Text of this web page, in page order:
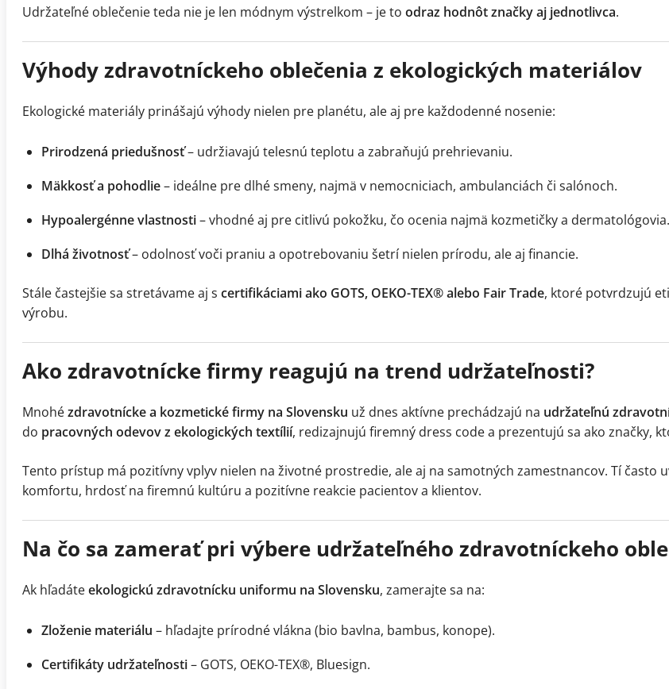
Udržateľné oblečenie teda nie je len módnym výstrelkom – je to odraz hodnôt značky aj jednotlivca.
Výhody zdravotníckeho oblečenia z ekologických materiálov
Ekologické materiály prinášajú výhody nielen pre planétu, ale aj pre každodenné nosenie:
Prirodzená priedušnosť– udržiavajú telesnú teplotu a zabraňujú prehrievaniu.
Mäkkosť a pohodlie– ideálne pre dlhé smeny, najmä v nemocniciach, ambulanciách či salónoch.
Hypoalergénne vlastnosti– vhodné aj pre citlivú pokožku, čo ocenia najmä kozmetičky a dermatológovia.
Dlhá životnosť– odolnosť voči praniu a opotrebovaniu šetrí nielen prírodu, ale aj financie.
Stále častejšie sa stretávame aj s certifikáciami ako GOTS, OEKO-TEX® alebo Fair Trade, ktoré potvrdzujú
výrobu.
Ako zdravotnícke firmy reagujú na trend udržateľnosti?
Mnohézdravotnícke a kozmetické firmy na Slovensku už dnes aktívne prechádzajú na udržateľnú
do pracovných odevov z ekologických textílií, redizajnujú firemný dress code a prezentujú sa ako značky,
Tento prístup má pozitívny vplyv nielen na životné prostredie, ale aj na samotných zamestnancov. Tí často
komfortu, hrdosť na firemnú kultúru a pozitívne reakcie pacientov a klientov.
Na čo sa zamerať pri výbere udržateľného zdravotníckeho
Ak hľadáteekologickú zdravotnícku uniformu na Slovensku, zamerajte sa na:
Zloženie materiálu – hľadajte prírodné vlákna (bio bavlna, bambus, konope).
Certifikáty udržateľnosti– GOTS, OEKO-TEX®, Bluesign.